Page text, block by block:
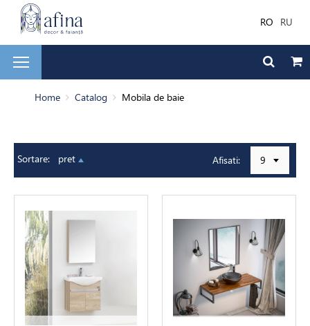
RO RU
faianță
de baie
auxiliare
Home Catalog Mobila de baie
Sortare: pret Afisati: 9